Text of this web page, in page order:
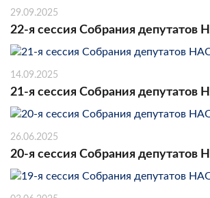
29.09.2025
22-я сессия Собрания депутатов
14.09.2025
21-я сессия Собрания депутатов
26.06.2025
20-я сессия Собрания депутатов